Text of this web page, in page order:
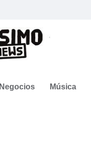
Negocios Música